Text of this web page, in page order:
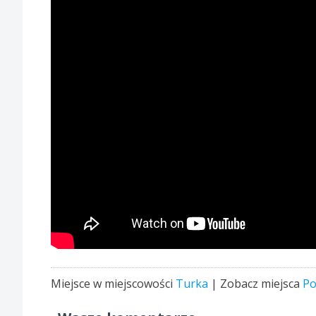
Miejsce w miejscowości Turka | Zobacz miejsca